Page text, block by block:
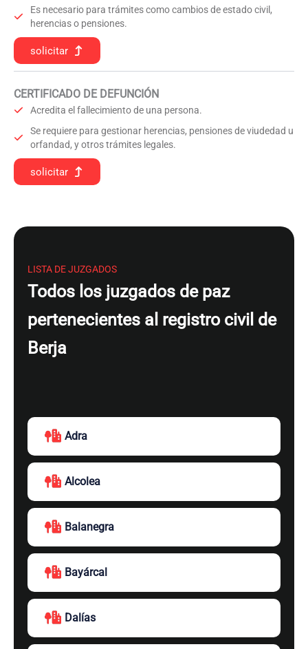
Es necesario para trámites como cambios de estado civil,
herencias o pensiones.
solicitar
CERTIFICADO DE DEFUNCIÓN
Acredita el fallecimiento de una persona.
Se requiere para gestionar herencias, pensiones de viudedad u
orfandad, y otros trámites legales.
solicitar
LISTA DE JUZGADOS
Todos los juzgados de paz
pertenecientes al registro civil de
Berja
Adra
Alcolea
Balanegra
Bayárcal
Dalías